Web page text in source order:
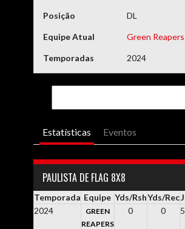
Posição DL
Equipe Atual Green Reapers
Temporadas 2024
Estatísticas Eventos
PAULISTA DE FLAG 8X8
Temporada Equipe Yds/RshYds/RecJ
2024
GREEN
REAPERS
0 0 5